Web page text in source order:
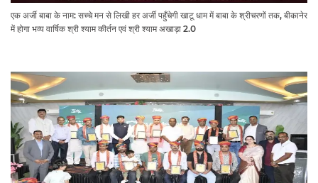
एक अर्जी बाबा के नाम: सच्चे मन से लिखी हर अर्जी पहुँचेगी खाटू धाम में बाबा के श्रीचरणों तक, बीकानेर
में होगा भव्य वार्षिक श्री श्याम कीर्तन एवं श्री श्याम अखाड़ा 2.0